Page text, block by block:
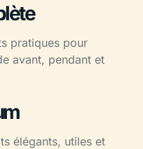
pratiques pour
avant, pendant et
élégants, utiles et